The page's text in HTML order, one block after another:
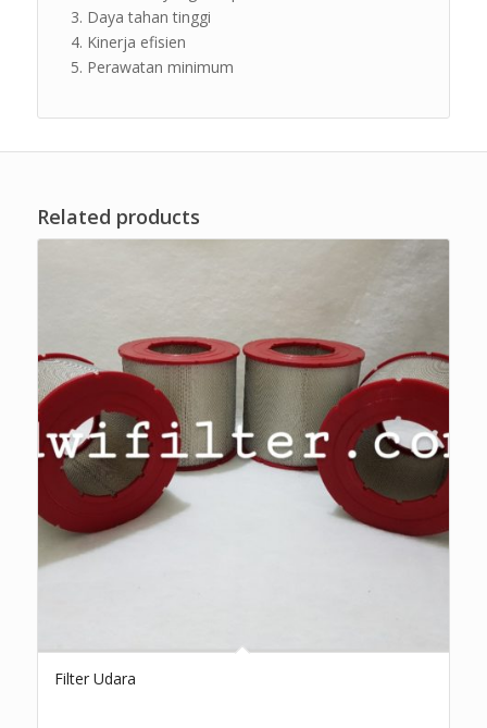
Daya tahan tinggi
Kinerja efisien
Perawatan minimum
Related products
Filter Udara